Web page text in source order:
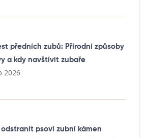
předních zubů: Přírodní způsoby
a kdy navštívit zubaře
2026
psovi zubní kámen